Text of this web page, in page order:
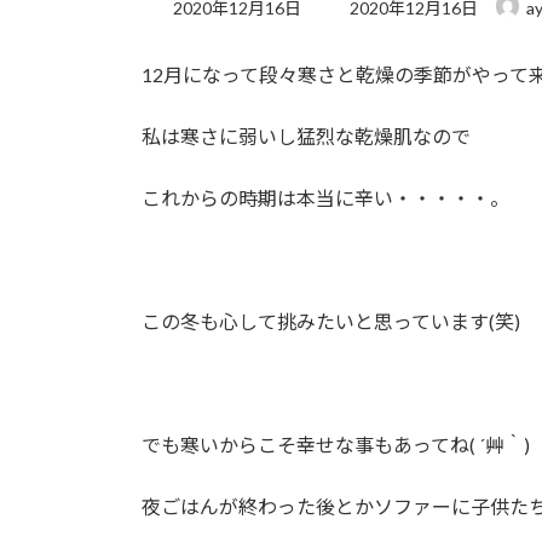
2020年12月16日
新
時
:
2020年12月16日
12月になって段々寒さと乾燥の季節がやって
私は寒さに弱いし猛烈な乾燥肌なので
これからの時期は本当に辛い・・・・・。
この冬も心して挑みたいと思っています(笑)
でも寒いからこそ幸せな事もあってね( ´艸｀)
夜ごはんが終わった後とかソファーに子供た